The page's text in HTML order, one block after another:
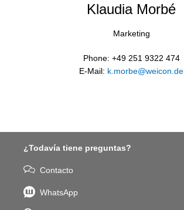
Klaudia Morbé
Marketing
Phone: +49 251 9322 474
E-Mail: k.morbe@weicon.de
¿Todavía tiene preguntas?
Contacto
WhatsApp